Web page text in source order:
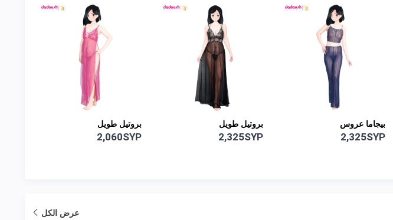
بروتيل طويل
2,325SYP
بروتيل طويل
2,060SYP
بروتيل قصير
1,820SYP
عرض الكل